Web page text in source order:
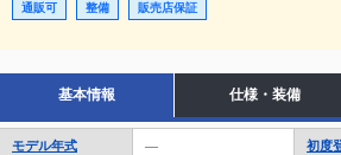
通販可 整備 販売店保証
基本情報 仕様・装備
モデル年式 ― 初度